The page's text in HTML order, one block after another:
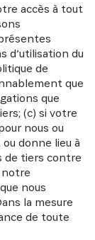
accès à tout
d’utilisation du
de
que
que
(c) si votre
nous ou
donne lieu à
de tiers contre
nous
la mesure
de toute